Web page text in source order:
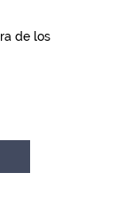
de los